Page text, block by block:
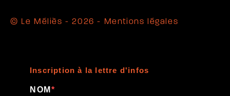
© Le Méliès - 2026 - Mentions légales
Inscription à la lettre d'infos
NOM